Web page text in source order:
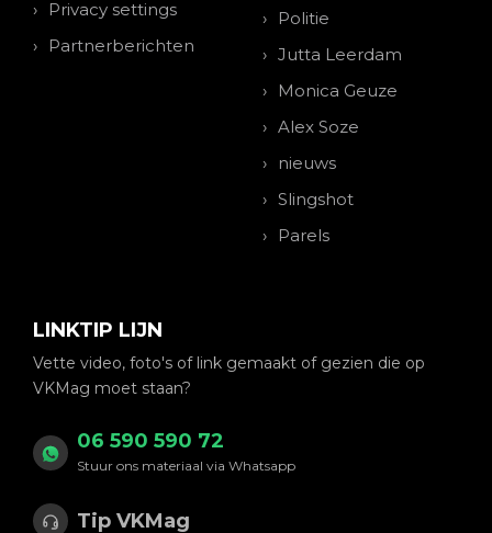
Privacy settings
Partnerberichten
Politie
Jutta Leerdam
Monica Geuze
Alex Soze
nieuws
Slingshot
Parels
LINKTIP LIJN
Vette video, foto's of link gemaakt of gezien die op
VKMag moet staan?
06 590 590 72
Stuur ons materiaal via Whatsapp
Tip VKMag